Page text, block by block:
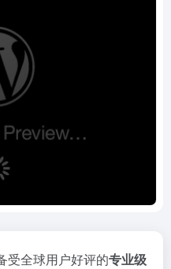
受全球用户好评的专业级